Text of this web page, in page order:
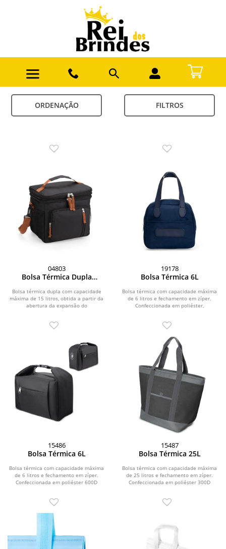
ORDENAÇÃO FILTROS
04803
Bolsa Térmica Dupla
Bolsa térmica dupla com capacidade
máxima de 15 litros, obtida a partir da
abertura da expansão do
19178
Bolsa Térmica 6L
Bolsa térmica com capacidade máxima
de 6 litros e fechamento em zíper.
Confeccionada em poliéster,
15486
Bolsa Térmica 6L
Bolsa térmica com capacidade máxima
de 6 litros e fechamento em zíper.
Confeccionada em poliéster 600D
15487
Bolsa Térmica 25L
Bolsa térmica com capacidade máxima
de 25 litros e fechamento em zíper.
Confeccionada em poliéster 300D